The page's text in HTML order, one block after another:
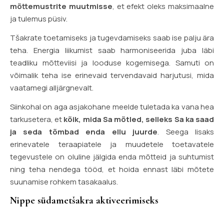
mõttemustrite muutmisse, et efekt oleks maksimaalne
ja tulemus püsiv.
Tšakrate toetamiseks ja tugevdamiseks saab ise palju ära
teha. Energia liikumist saab harmoniseerida juba läbi
teadliku mõtteviisi ja looduse kogemisega. Samuti on
võimalik teha ise erinevaid tervendavaid harjutusi, mida
vaatamegi alljärgnevalt.
Siinkohal on aga asjakohane meelde tuletada ka vana hea
tarkusetera, etkõik, mida Sa mõtled, selleks Sa ka saad
ja seda tõmbad enda ellu juurde. Seega lisaks
erinevatele teraapiatele ja muudetele toetavatele
tegevustele on oluline jälgida enda mõtteid ja suhtumist
ning teha nendega tööd, et hoida ennast läbi mõtete
suunamise rohkem tasakaalus.
Nippe südametšakra aktiveerimiseks